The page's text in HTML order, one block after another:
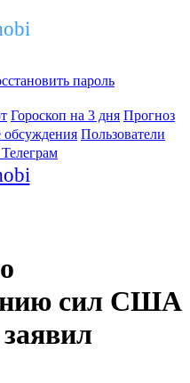
пароль
Гороскоп на 3 дня Прогноз
обсуждения Пользователи
сил США